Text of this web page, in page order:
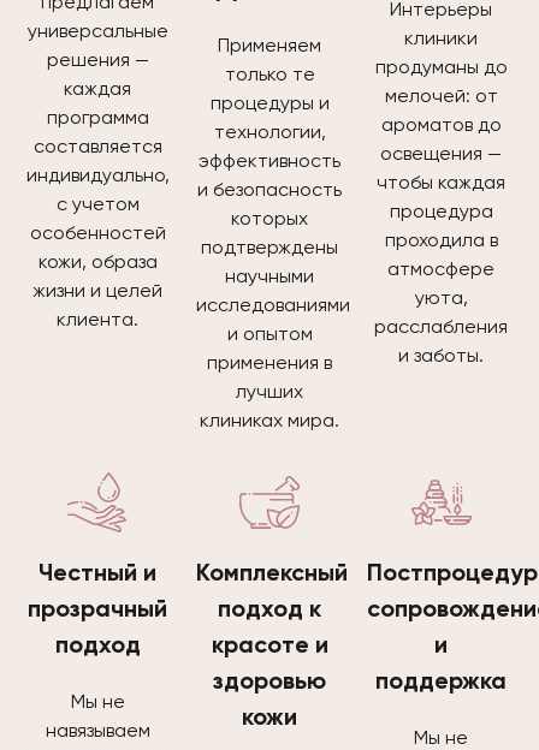
универсальные
решения —
каждая
программа
составляется
индивидуально,
с учетом
особенностей
кожи, образа
жизни и целей
клиента.
Применяем
только те
процедуры и
технологии,
эффективность
и безопасность
которых
подтверждены
научными
исследованиями
и опытом
применения в
лучших
клиниках мира.
Интерьеры
клиники
продуманы до
мелочей: от
ароматов до
освещения —
чтобы каждая
процедура
проходила в
атмосфере
уюта,
расслабления
и заботы.
Честный и
прозрачный
подход
Мы не
навязываем
Комплексный
подход к
красоте и
здоровью
кожи
и
поддержка
Мы не